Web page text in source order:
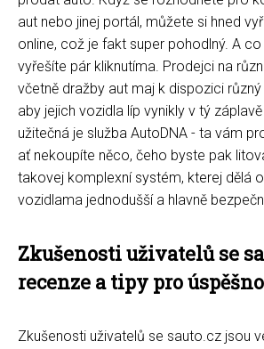
aut nebo jinej portál, můžete si hned
online, což je fakt super pohodlný. A co
vyřešíte pár kliknutíma. Prodejci na
včetně dražby aut maj k dispozici
aby jejich vozidla líp vynikly v tý
užitečná je služba AutoDNA - ta vám
ať nekoupíte něco, čeho byste pak
takovej komplexní systém, kterej dělá
vozidlama jednodušší a hlavně
Zkušenosti uživatelů se
recenze a tipy pro
Zkušenosti uživatelů se sauto.cz jsou